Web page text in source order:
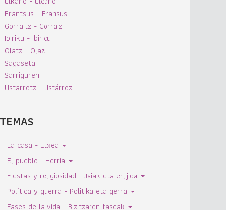
Erantsus - Eransus
Gorraitz - Gorraiz
Ibiriku - Ibiricu
Olatz - Olaz
Sagaseta
Sarriguren
Ustarrotz - Ustárroz
TEMAS
La casa - Etxea
El pueblo - Herria
Fiestas y religiosidad - Jaiak eta erlijioa
Política y guerra - Politika eta gerra
Fases de la vida - Bizitzaren faseak